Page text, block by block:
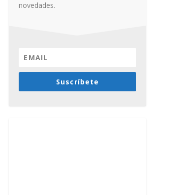
novedades.
Suscríbete